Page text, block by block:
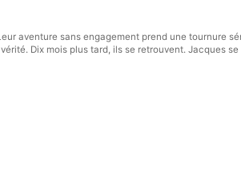
aventure sans engagement prend une tournure
Dix mois plus tard, ils se retrouvent. Jacques